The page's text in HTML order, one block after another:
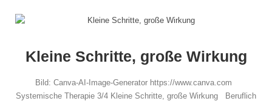
über mich
Kleine Schritte, große Wirkung
Bild: Canva-AI-Image-Generator https://www.canva.com
Systemische Therapie 3/4 Kleine Schritte, große Wirkung Beruflich